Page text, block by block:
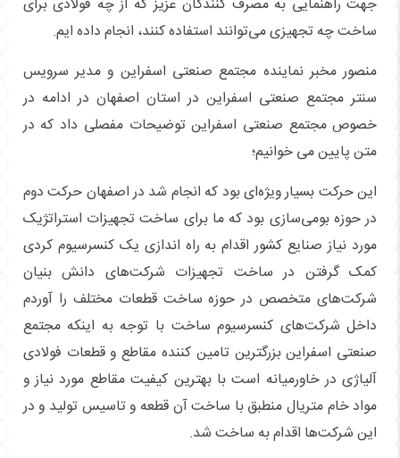
جهت راهنمایی به مصرف کنندگان عزیز که از چه فولادی برای
ساخت چه تجهیزی می‌توانند استفاده کنند، انجام داده ایم.
منصور مخبر نماینده مجتمع صنعتی اسفراین و مدیر سرویس
سنتر مجتمع صنعتی اسفراین در استان اصفهان در ادامه در
خصوص مجتمع صنعتی اسفراین توضیحات مفصلی داد که در
متن پایین می خوانیم؛
این حرکت بسیار ویژه‌ای بود که انجام شد در اصفهان حرکت دوم
در حوزه بومی‌سازی بود که ما برای ساخت تجهیزات استراتژیک
مورد نیاز صنایع کشور اقدام به راه اندازی یک کنسرسیوم کرد‌ی
کمک گرفتن در ساخت تجهیزات شرکت‌های دانش بنیان
شرکت‌های متخصص در حوزه ساخت قطعات مختلف را آوردم
داخل شرکت‌های کنسرسیوم ساخت با توجه به اینکه مجتمع
صنعتی اسفراین بزرگترین تامین کننده مقاطع و قطعات فولادی
آلیاژی در خاورمیانه است با بهترین کیفیت مقاطع مورد نیاز و
مواد خام متریال منطبق با ساخت آن قطعه و تاسیس تولید و در
این شرکت‌ها اقدام به ساخت شد.